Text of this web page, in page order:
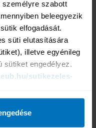
szabott
beleegyezik
elfogadását.
süti elutasítására
illetve egyénileg
sütiket engedélyez.
sutikezeles-